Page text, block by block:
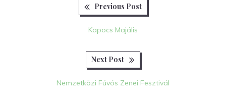
Previous Post
Kapocs Majális
Next Post
Nemzetközi Fúvós Zenei Fesztivál